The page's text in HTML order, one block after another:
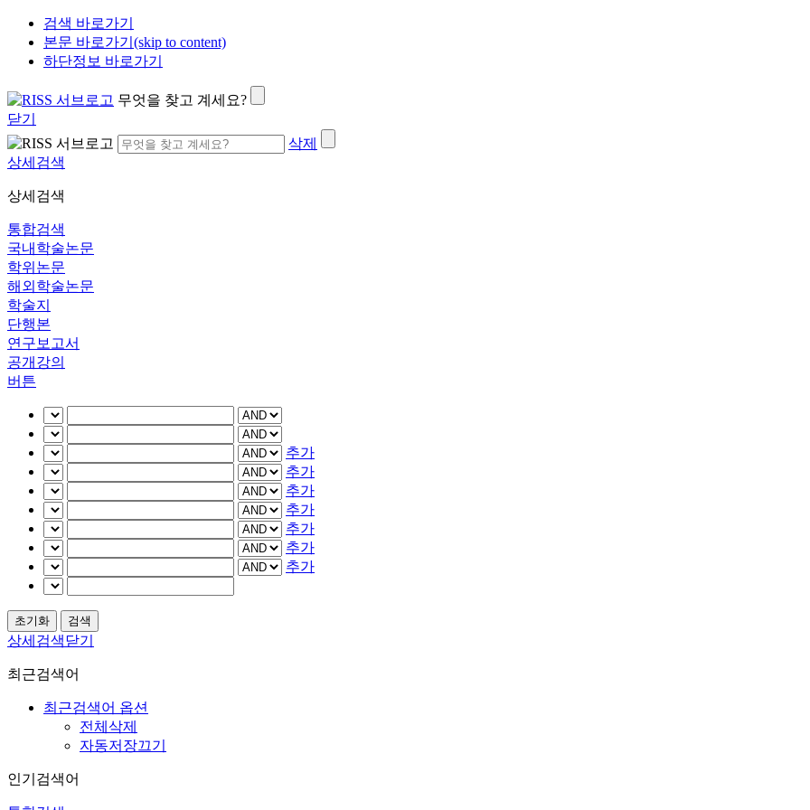
검색 바로가기
본문 바로가기(skip to content)
하단정보 바로가기
무엇을 찾고 계세요?
닫기
삭제
상세검색
상세검색
통합검색
국내학술논문
학위논문
해외학술논문
학술지
단행본
연구보고서
공개강의
버튼
추가
추가
추가
추가
추가
추가
추가
상세검색닫기
최근검색어
최근검색어 옵션
전체삭제
자동저장끄기
인기검색어